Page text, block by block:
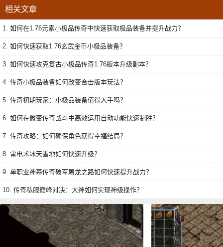
相关文章
1. 如何在1.76元素小极品传奇中快速获取极品装备并提升战力？
2. 如何快速获取1.76玄武金币小极品装备？
3. 如何快速攻克复古小极品传奇1.76版本升级副本？
4. 传奇小极品装备如何改变合击版本玩法？
5. 传奇初期玩家：小极品装备值得入手吗？
6. 如何在微变传奇战斗中高效运用自动功能快速制胜？
7. 传奇攻略：如何确保角色获得幸福结局？
8. 雷电术冰天雪地如何快速升级？
9. 单职业神墓传奇破军屠龙之路如何快速提升战力？
10. 传奇私服巅峰对决：大神如何实现神级操作？